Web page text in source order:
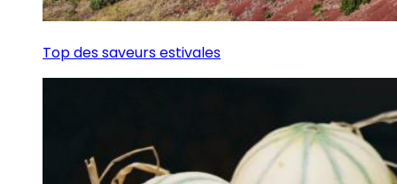
Top des saveurs estivales